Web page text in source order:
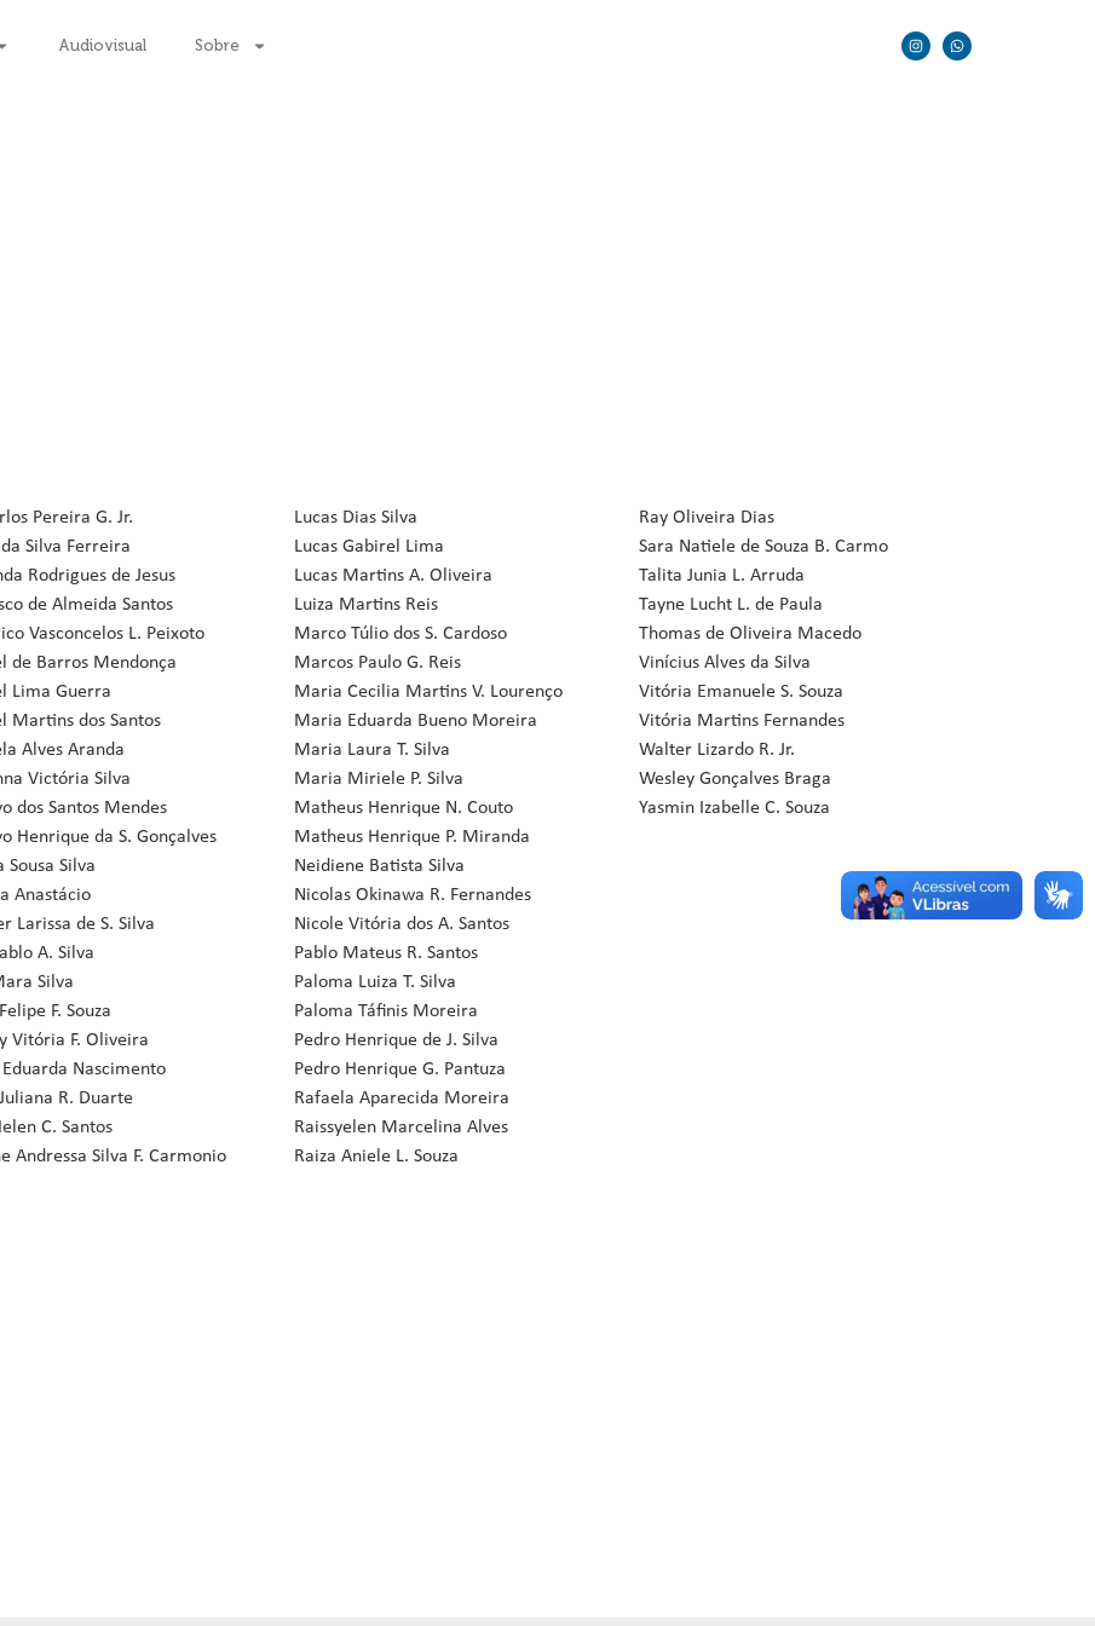
Audiovisual Sobre
Pereira G. Jr.
Silva Ferreira
Rodrigues de Jesus
de Almeida Santos
Vasconcelos L. Peixoto
de Barros Mendonça
Lima Guerra
Martins dos Santos
Alves Aranda
Victória Silva
dos Santos Mendes
Henrique da S. Gonçalves
Sousa Silva
Anastácio
Larissa de S. Silva
A. Silva
Silva
F. Souza
Vitória F. Oliveira
Eduarda Nascimento
R. Duarte
C. Santos
Andressa Silva F. Carmonio
Lucas Dias Silva
Lucas Gabirel Lima
Lucas Martins A. Oliveira
Luiza Martins Reis
Marco Túlio dos S. Cardoso
Marcos Paulo G. Reis
Maria Cecilia Martins V. Lourenço
Maria Eduarda Bueno Moreira
Maria Laura T. Silva
Maria Miriele P. Silva
Matheus Henrique N. Couto
Matheus Henrique P. Miranda
Neidiene Batista Silva
Nicolas Okinawa R. Fernandes
Nicole Vitória dos A. Santos
Pablo Mateus R. Santos
Paloma Luiza T. Silva
Paloma Táfinis Moreira
Pedro Henrique de J. Silva
Pedro Henrique G. Pantuza
Rafaela Aparecida Moreira
Raissyelen Marcelina Alves
Raiza Aniele L. Souza
Ray Oliveira Dias
Sara Natiele de Souza B. Carmo
Talita Junia L. Arruda
Tayne Lucht L. de Paula
Thomas de Oliveira Macedo
Vinícius Alves da Silva
Vitória Emanuele S. Souza
Vitória Martins Fernandes
Walter Lizardo R. Jr.
Wesley Gonçalves Braga
Yasmin Izabelle C. Souza